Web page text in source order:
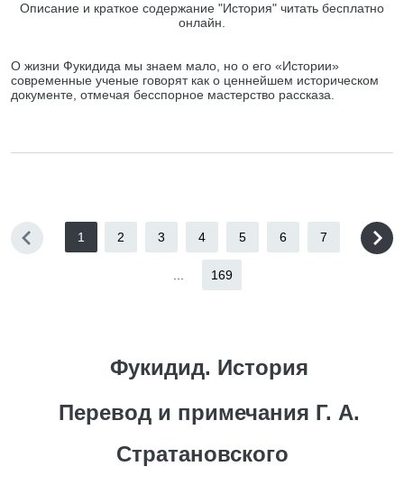
Описание и краткое содержание "История" читать бесплатно
онлайн.
О жизни Фукидида мы знаем мало, но о его «Истории»
современные ученые говорят как о ценнейшем историческом
документе, отмечая бесспорное мастерство рассказа.
1 2 3 4 5 6 7
169
Фукидид. История
Перевод и примечания Г. А.
Стратановского